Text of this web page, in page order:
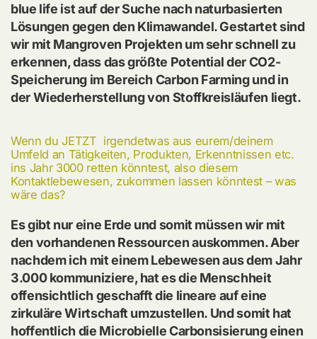
blue life ist auf der Suche nach naturbasierten
Lösungen gegen den Klimawandel. Gestartet sind
wir mit Mangroven Projekten um sehr schnell zu
erkennen, dass das größte Potential der CO2-
Speicherung im Bereich Carbon Farming und in
der Wiederherstellung von Stoffkreisläufen liegt.
Wenn du JETZT irgendetwas aus eurem/deinem
Umfeld an Tätigkeiten, Produkten, Erkenntnissen etc.
ins Jahr 3000 retten könntest, also diesem
Kontaktlebewesen, zukommen lassen könntest – was
wäre das?
Es gibt nur eine Erde und somit müssen wir mit
den vorhandenen Ressourcen auskommen. Aber
nachdem ich mit einem Lebewesen aus dem Jahr
3.000 kommuniziere, hat es die Menschheit
offensichtlich geschafft die lineare auf eine
zirkuläre Wirtschaft umzustellen. Und somit hat
hoffentlich die Microbielle Carbonsisierung einen